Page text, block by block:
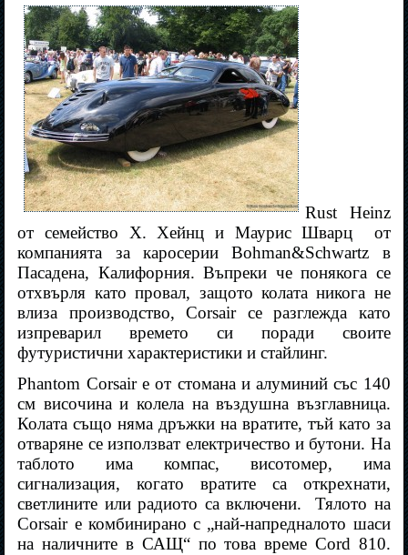
Rust Heinz
от семейство Х. Хейнц и Маурис Шварц
от
компанията за каросерии Bohman&Schwartz в
Пасадена, Калифорния. Въпреки че понякога се
отхвърля като провал, защото колата никога не
влиза производство, Corsair се разглежда като
изпреварил времето си поради своите
футуристични характеристики и стайлинг.
Phantom Corsair е от стомана и алуминий със 140
см височина и колела на въздушна възглавница.
Колата също няма дръжки на вратите, тъй като за
отваряне се използват електричество и бутони. На
таблото има компас, висотомер, има
сигнализация, когато вратите са открехнати,
светлините или радиото са включени.
Тялото на
Corsair е комбинирано с „най-напредналото шаси
на наличните в САЩ“ по това време Cord810.